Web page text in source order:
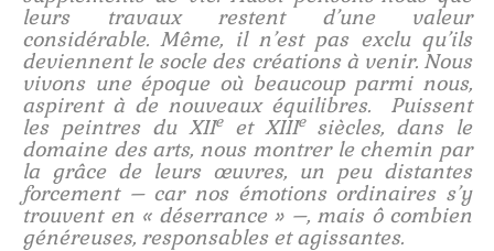
leurs travaux restent d’une valeur
considérable. Même, il n’est pas exclu qu’ils
deviennent le socle des créations à venir. Nous
vivons une époque où beaucoup parmi nous,
aspirent à de nouveaux équilibres. Puissent
les peintres du XIIeet XIIIe siècles, dans le
domaine des arts, nous montrer le chemin par
la grâce de leurs œuvres, un peu distantes
forcement – car nos émotions ordinaires s’y
trouvent en « déserrance » –, mais ô combien
généreuses, responsables et agissantes.